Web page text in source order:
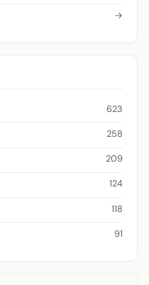
→
623
258
209
124
118
91